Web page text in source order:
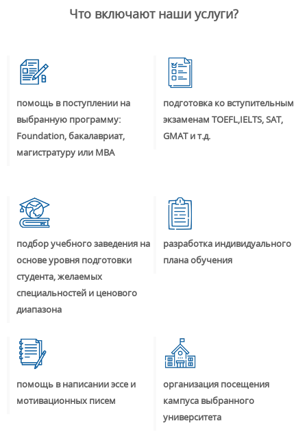
Что включают наши услуги?
помощь в поступлении на
выбранную программу:
Foundation, бакалавриат,
магистратуру или MBA
подготовка ко вступительным
экзаменам TOEFL,IELTS, SAT,
GMAT и т.д.
подбор учебного заведения на
основе уровня подготовки
студента, желаемых
специальностей и ценового
диапазона
разработка индивидуального
плана обучения
помощь в написании эссе и
мотивационных писем
организация посещения
кампуса выбранного
университета